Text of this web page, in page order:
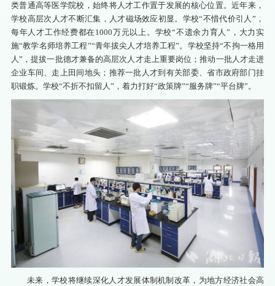
类普通高等医学院校，始终将人才工作置于发展的核心位置。近年来，
学校高层次人才不断汇集，人才磁场效应初显。学校“不惜代价引人”，
每年人才工作经费都在1000万元以上。学校“不遗余力育人”，大力实
施“教学名师培养工程”“青年拔尖人才培养工程”。学校坚持“不拘一格用
人”，提拔一批德才兼备的高层次人才走上重要岗位；推动一批人才走进
企业车间、走上田间地头；推荐一批人才到有关部委、省市政府部门挂
职锻炼。学校“不折不扣留人”，着力打好“政策牌”“服务牌”“平台牌”。
未来，学校将继续深化人才发展体制机制改革，为地方经济社会高